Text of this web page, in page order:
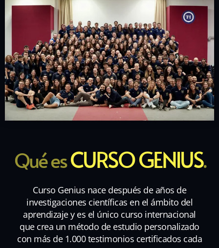
Qué esCURSO GENIUS.
Curso Genius nace después de años de
investigaciones científicas en el ámbito del
aprendizaje y es el único curso internacional
que crea un método de estudio personalizado
con más de 1.000 testimonios certificados cada